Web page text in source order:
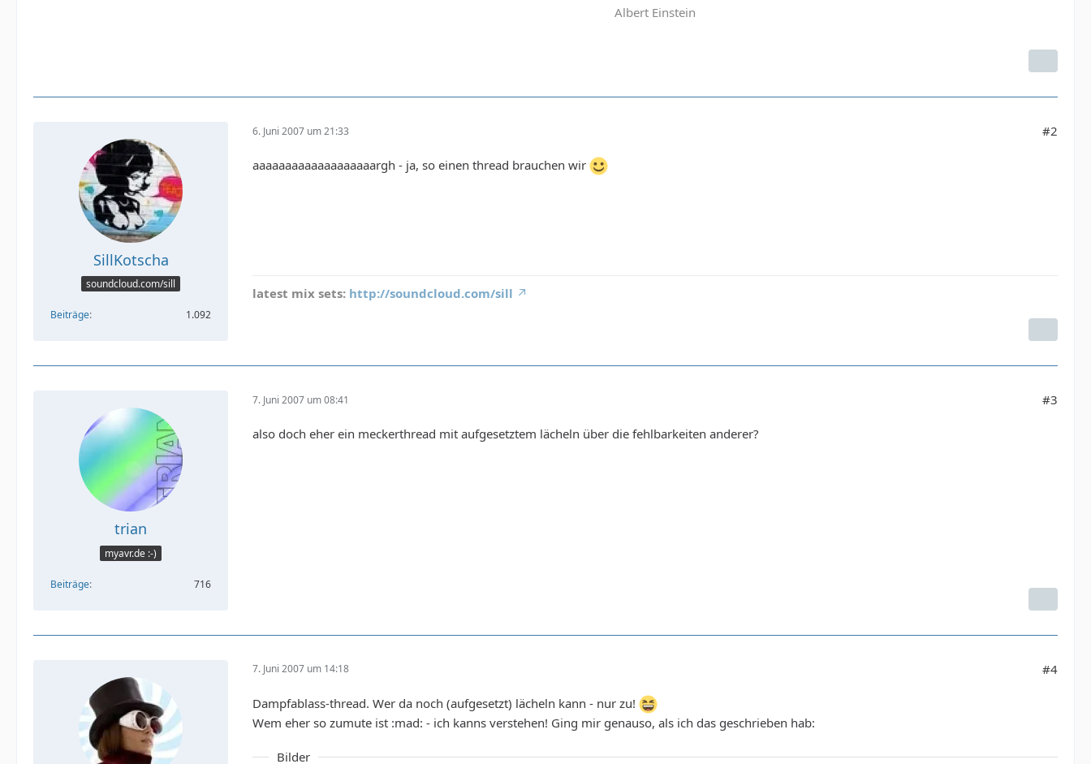
Albert Einstein
SillKotscha
soundcloud.com/sill
Beiträge 1.092
6. Juni 2007 um 21:33 #2
aaaaaaaaaaaaaaaaaaargh - ja, so einen thread brauchen wir
latest mix sets: http://soundcloud.com/sill
trian
myavr.de :-)
Beiträge 716
7. Juni 2007 um 08:41 #3
also doch eher ein meckerthread mit aufgesetztem lächeln über die fehlbarkeiten anderer?
7. Juni 2007 um 14:18 #4
Dampfablass-thread. Wer da noch (aufgesetzt) lächeln kann - nur zu!
Wem eher so zumute ist :mad: - ich kanns verstehen! Ging mir genauso, als ich das geschrieben hab:
Bilder